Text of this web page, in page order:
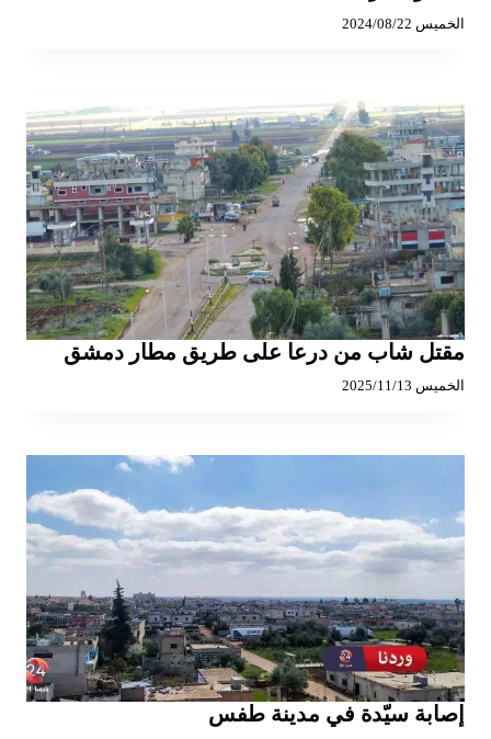
الخميس 2024/08/22
مقتل شاب من درعا على طريق مطار دمشق
الخميس 2025/11/13
إصابة سيّدة في مدينة طفس